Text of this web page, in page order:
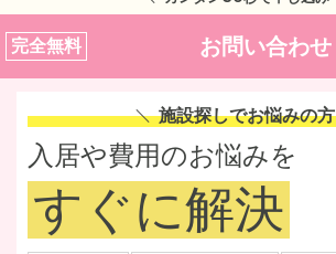
完全無料 お問い合わせ
施設探しでお悩みの方
入居や費用のお悩みを
すぐに解決